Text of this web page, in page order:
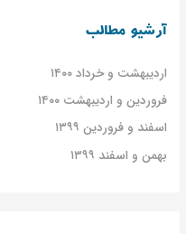
آرشیو مطالب
اردیبهشت و خرداد ۱۴۰۰
فروردین و اردیبهشت ۱۴۰۰
اسفند و فروردین ۱۳۹۹
بهمن و اسفند ۱۳۹۹